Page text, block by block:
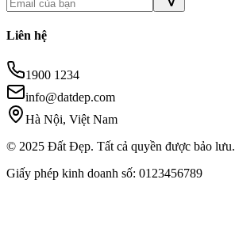
Liên hệ
1900 1234
info@datdep.com
Hà Nội, Việt Nam
© 2025 Đất Đẹp. Tất cả quyền được bảo lưu.
Giấy phép kinh doanh số: 0123456789